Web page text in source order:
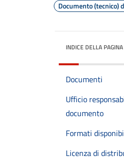
Documento (tecnico)
INDICE DELLA PAGINA
Documenti
Ufficio
documento
Formati
Licenza di